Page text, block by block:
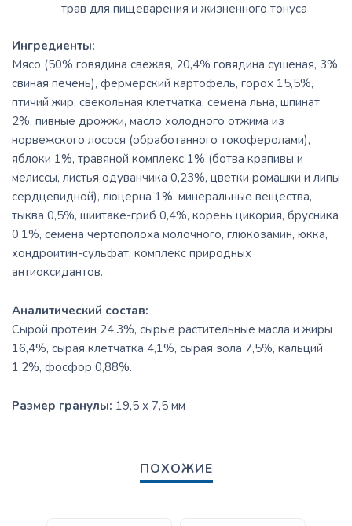
трав для пищеварения и жизненного тонуса
Ингредиенты:
Мясо (50% говядина свежая, 20,4% говядина сушеная, 3%
свиная печень), фермерский картофель, горох 15,5%,
птичий жир, свекольная клетчатка, семена льна, шпинат
2%, пивные дрожжи, масло холодного отжима из
норвежского лосося (обработанного токоферолами),
яблоки 1%, травяной комплекс 1% (ботва крапивы и
мелиссы, листья одуванчика 0,23%, цветки ромашки и липы
сердцевидной), люцерна 1%, минеральные вещества,
тыква 0,5%, шиитаке-гриб 0,4%, корень цикория, брусника
0,1%, семена чертополоха молочного, глюкозамин, юкка,
хондроитин-сульфат, комплекс природных
антиоксидантов.
Аналитический состав:
Сырой протеин 24,3%, сырые растительные масла и жиры
16,4%, сырая клетчатка 4,1%, сырая зола 7,5%, кальций
1,2%, фосфор 0,88%.
Размер гранулы: 19,5 х 7,5 мм
ПОХОЖИЕ